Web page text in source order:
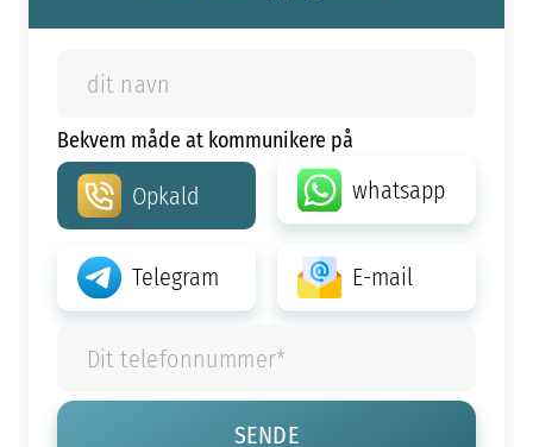
Bekvem måde at kommunikere på
Opkald whatsapp
Telegram E-mail